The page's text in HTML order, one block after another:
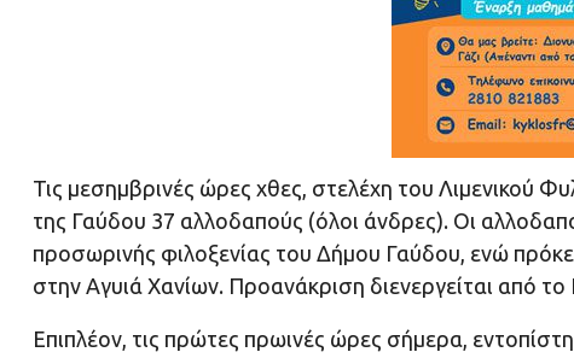
Τις μεσημβρινές ώρες χθες, στελέχη του Λιμενικού
της Γαύδου 37 αλλοδαπούς (όλοι άνδρες). Οι
προσωρινής φιλοξενίας του Δήμου Γαύδου, ενώ
στην Αγυιά Χανίων. Προανάκριση διενεργείται από το
Επιπλέον, τις πρώτες πρωινές ώρες σήμερα,